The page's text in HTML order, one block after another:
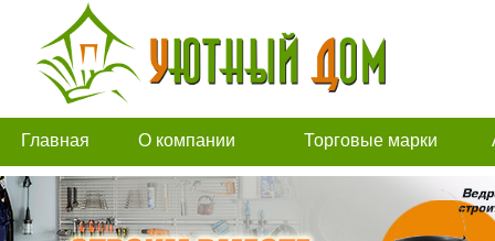
Главная О компании Торговые марки